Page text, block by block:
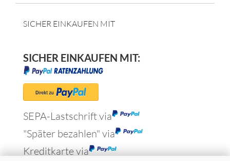
SICHER EINKAUFEN MIT
SICHER EINKAUFEN MIT:
SEPA-Lastschrift via
"Später bezahlen" via
Kreditkarte via